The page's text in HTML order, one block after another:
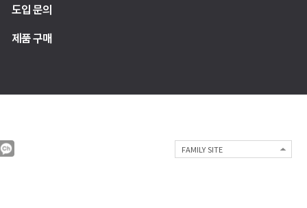
도입 문의
제품 구매
FAMILY SITE